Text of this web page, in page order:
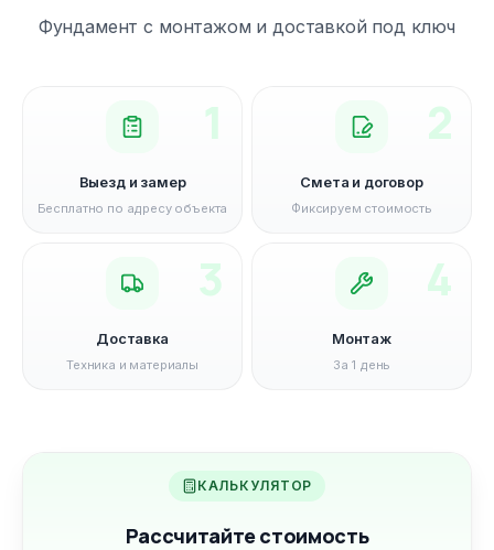
Фундамент с монтажом и доставкой под ключ
1
Выезд и замер
Бесплатно по адресу объекта
2
Смета и договор
Фиксируем стоимость
3
Доставка
Техника и материалы
4
Монтаж
За 1 день
КАЛЬКУЛЯТОР
Рассчитайте стоимость